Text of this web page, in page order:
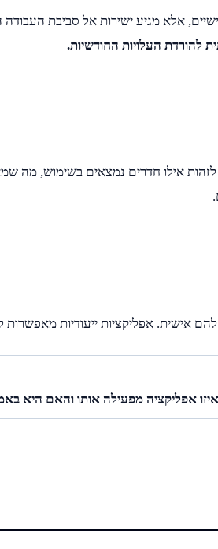
אלא מגיע ישירות אל סביבת
להורדת העלויות החודשיות.
אילו חדרים נמצאים בשימוש, מה
אפליקציות ייעודיות מאפשרות
אפליקציה מפעילה אותו והאם היא